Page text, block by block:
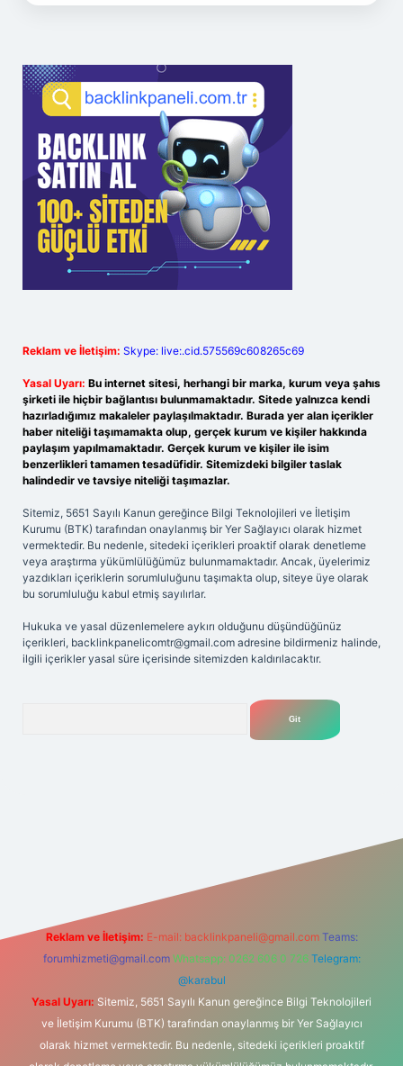
Reklam ve İletişim: Skype: live:.cid.575569c608265c69
Yasal Uyarı: Bu internet sitesi, herhangi bir marka, kurum veya şahıs
şirketi ile hiçbir bağlantısı bulunmamaktadır. Sitede yalnızca kendi
hazırladığımız makaleler paylaşılmaktadır. Burada yer alan içerikler
haber niteliği taşımamakta olup, gerçek kurum ve kişiler hakkında
paylaşım yapılmamaktadır. Gerçek kurum ve kişiler ile isim
benzerlikleri tamamen tesadüfidir. Sitemizdeki bilgiler taslak
halindedir ve tavsiye niteliği taşımazlar.
Sitemiz, 5651 Sayılı Kanun gereğince Bilgi Teknolojileri ve İletişim
Kurumu (BTK) tarafından onaylanmış bir Yer Sağlayıcı olarak hizmet
vermektedir. Bu nedenle, sitedeki içerikleri proaktif olarak denetleme
veya araştırma yükümlülüğümüz bulunmamaktadır. Ancak, üyelerimiz
yazdıkları içeriklerin sorumluluğunu taşımakta olup, siteye üye olarak
bu sorumluluğu kabul etmiş sayılırlar.
Hukuka ve yasal düzenlemelere aykırı olduğunu düşündüğünüz
içerikleri, backlinkpanelicomtr@gmail.com adresine bildirmeniz halinde,
ilgili içerikler yasal süre içerisinde sitemizden kaldırılacaktır.
Reklam ve İletişim: E-mail: backlinkpaneli@gmail.com Teams:
forumhizmeti@gmail.com Whatsapp: 0262 606 0 726 Telegram:
@karabul
Yasal Uyarı: Sitemiz, 5651 Sayılı Kanun gereğince Bilgi Teknolojileri
ve İletişim Kurumu (BTK) tarafından onaylanmış bir Yer Sağlayıcı
olarak hizmet vermektedir. Bu nedenle, sitedeki içerikleri proaktif